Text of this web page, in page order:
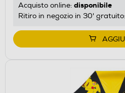
Acquisto online: disponibile
Ritiro in negozio in 30' gratuito: